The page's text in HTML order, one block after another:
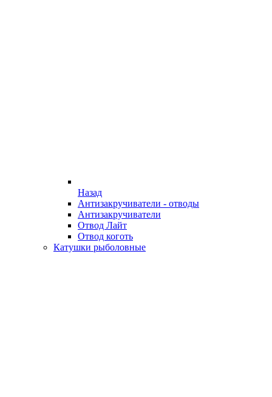
Назад
Антизакручиватели - отводы
Антизакручиватели
Отвод Лайт
Отвод коготь
Катушки рыболовные